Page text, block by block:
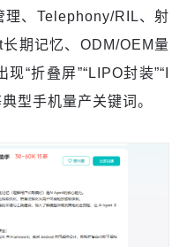
理、Telephony/RIL、射
期记忆、ODM/OEM量
“折叠屏”“LIPO封装”“I
型手机量产关键词。